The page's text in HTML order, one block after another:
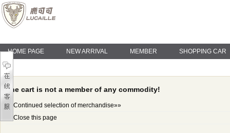
HOME PAGE NEW ARRIVAL MEMBER SHOPPING CAR
The cart is not a member of any commodity!
Continued selection of merchandise»»
Close this page